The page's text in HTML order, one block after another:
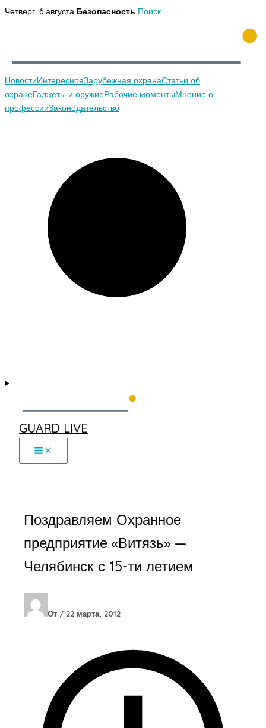
Перейти
Четверг, 6 августа Безопасность Поиск
НовостиИнтересноеЗарубежная охранаСтатьи об
охранеГаджеты и оружиеРабочие моментыМнение о
профессииЗаконодательство
GUARD LIVE
Поздравляем Охранное
предприятие «Витязь» —
Челябинск с 15-ти летием
От / 22 марта, 2012